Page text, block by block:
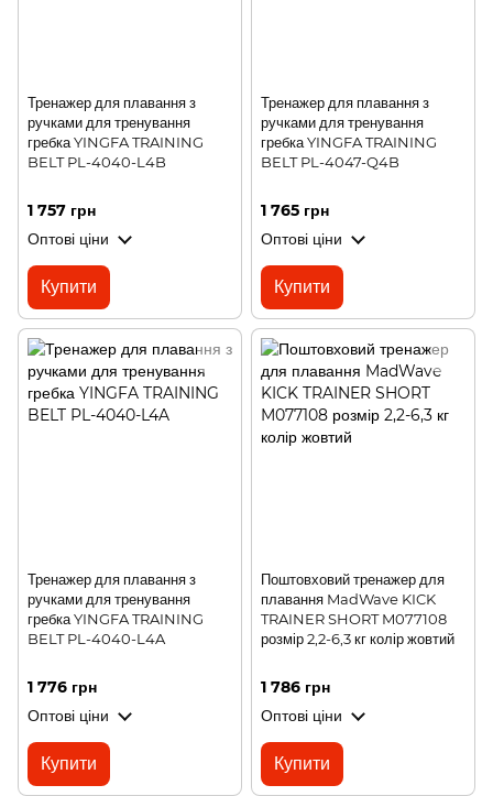
Тренажер для плавання з
ручками для тренування
гребка YINGFA TRAINING
BELT PL-4040-L4B
1 757 грн
Оптові ціни
Купити
Тренажер для плавання з
ручками для тренування
гребка YINGFA TRAINING
BELT PL-4047-Q4B
1 765 грн
Оптові ціни
Купити
Тренажер для плавання з
ручками для тренування
гребка YINGFA TRAINING
BELT PL-4040-L4A
1 776 грн
Оптові ціни
Купити
Поштовховий тренажер для
плавання MadWave KICK
TRAINER SHORT M077108
розмір 2,2-6,3 кг колір жовтий
1 786 грн
Оптові ціни
Купити